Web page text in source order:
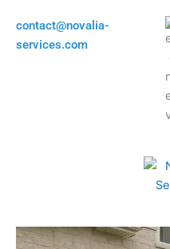
contenu
contact@novalia-
services.com